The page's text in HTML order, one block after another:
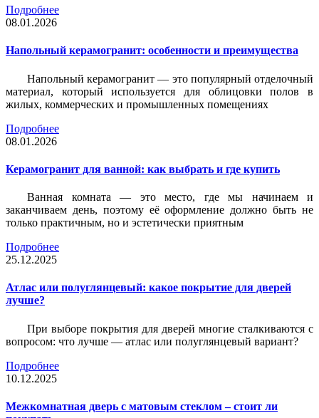
Подробнее
08.01.2026
Напольный керамогранит: особенности и преимущества
Напольный керамогранит — это популярный отделочный
материал, который используется для облицовки полов в
жилых, коммерческих и промышленных помещениях
Подробнее
08.01.2026
Керамогранит для ванной: как выбрать и где купить
Ванная комната — это место, где мы начинаем и
заканчиваем день, поэтому её оформление должно быть не
только практичным, но и эстетически приятным
Подробнее
25.12.2025
Атлас или полуглянцевый: какое покрытие для дверей
лучше?
При выборе покрытия для дверей многие сталкиваются с
вопросом: что лучше — атлас или полуглянцевый вариант?
Подробнее
10.12.2025
Межкомнатная дверь с матовым стеклом – стоит ли